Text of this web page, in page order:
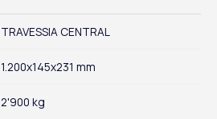
TRAVESSIA CENTRAL
1.200x145x231 mm
2'900 kg